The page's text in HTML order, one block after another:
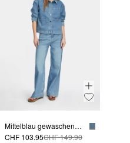
Mittelblau gewaschene Wide-Leg Denim mit tonalem Seiteneinsatz
CHF 103.95CHF 149.90